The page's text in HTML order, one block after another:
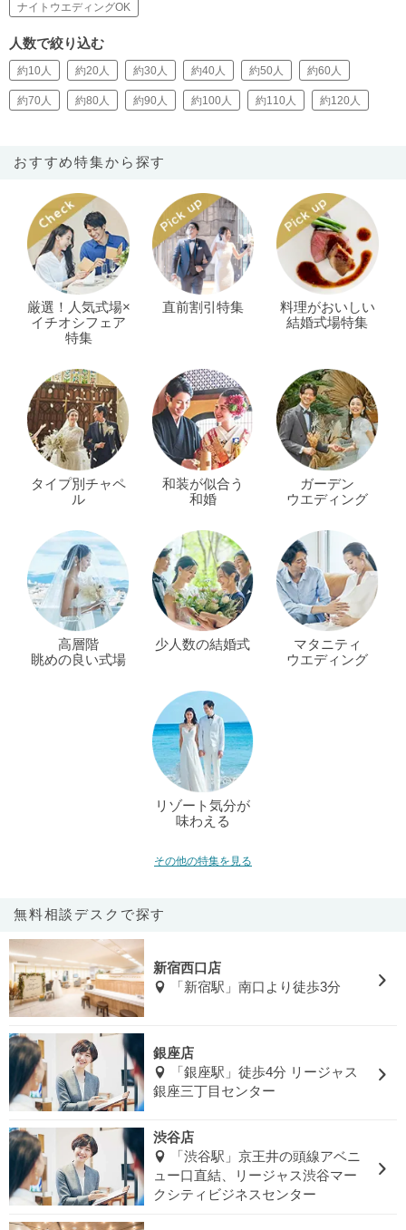
ナイトウエディングOK
人数で絞り込む
約10人 約20人 約30人 約40人 約50人 約60人
約70人 約80人 約90人 約100人 約110人 約120人
おすすめ特集から探す
厳選！人気式場×
イチオシフェア
特集
直前割引特集
料理がおいしい
結婚式場特集
タイプ別チャペ
ル
和装が似合う
和婚
ガーデン
ウエディング
高層階
眺めの良い式場
少人数の結婚式
マタニティ
ウエディング
リゾート気分が
味わえる
その他の特集を見る
無料相談デスクで探す
新宿西口店
「新宿駅」南口より徒歩3分
銀座店
「銀座駅」徒歩4分 リージャス
銀座三丁目センター
渋谷店
「渋谷駅」京王井の頭線アベニ
ュー口直結、リージャス渋谷マー
クシティビジネスセンター